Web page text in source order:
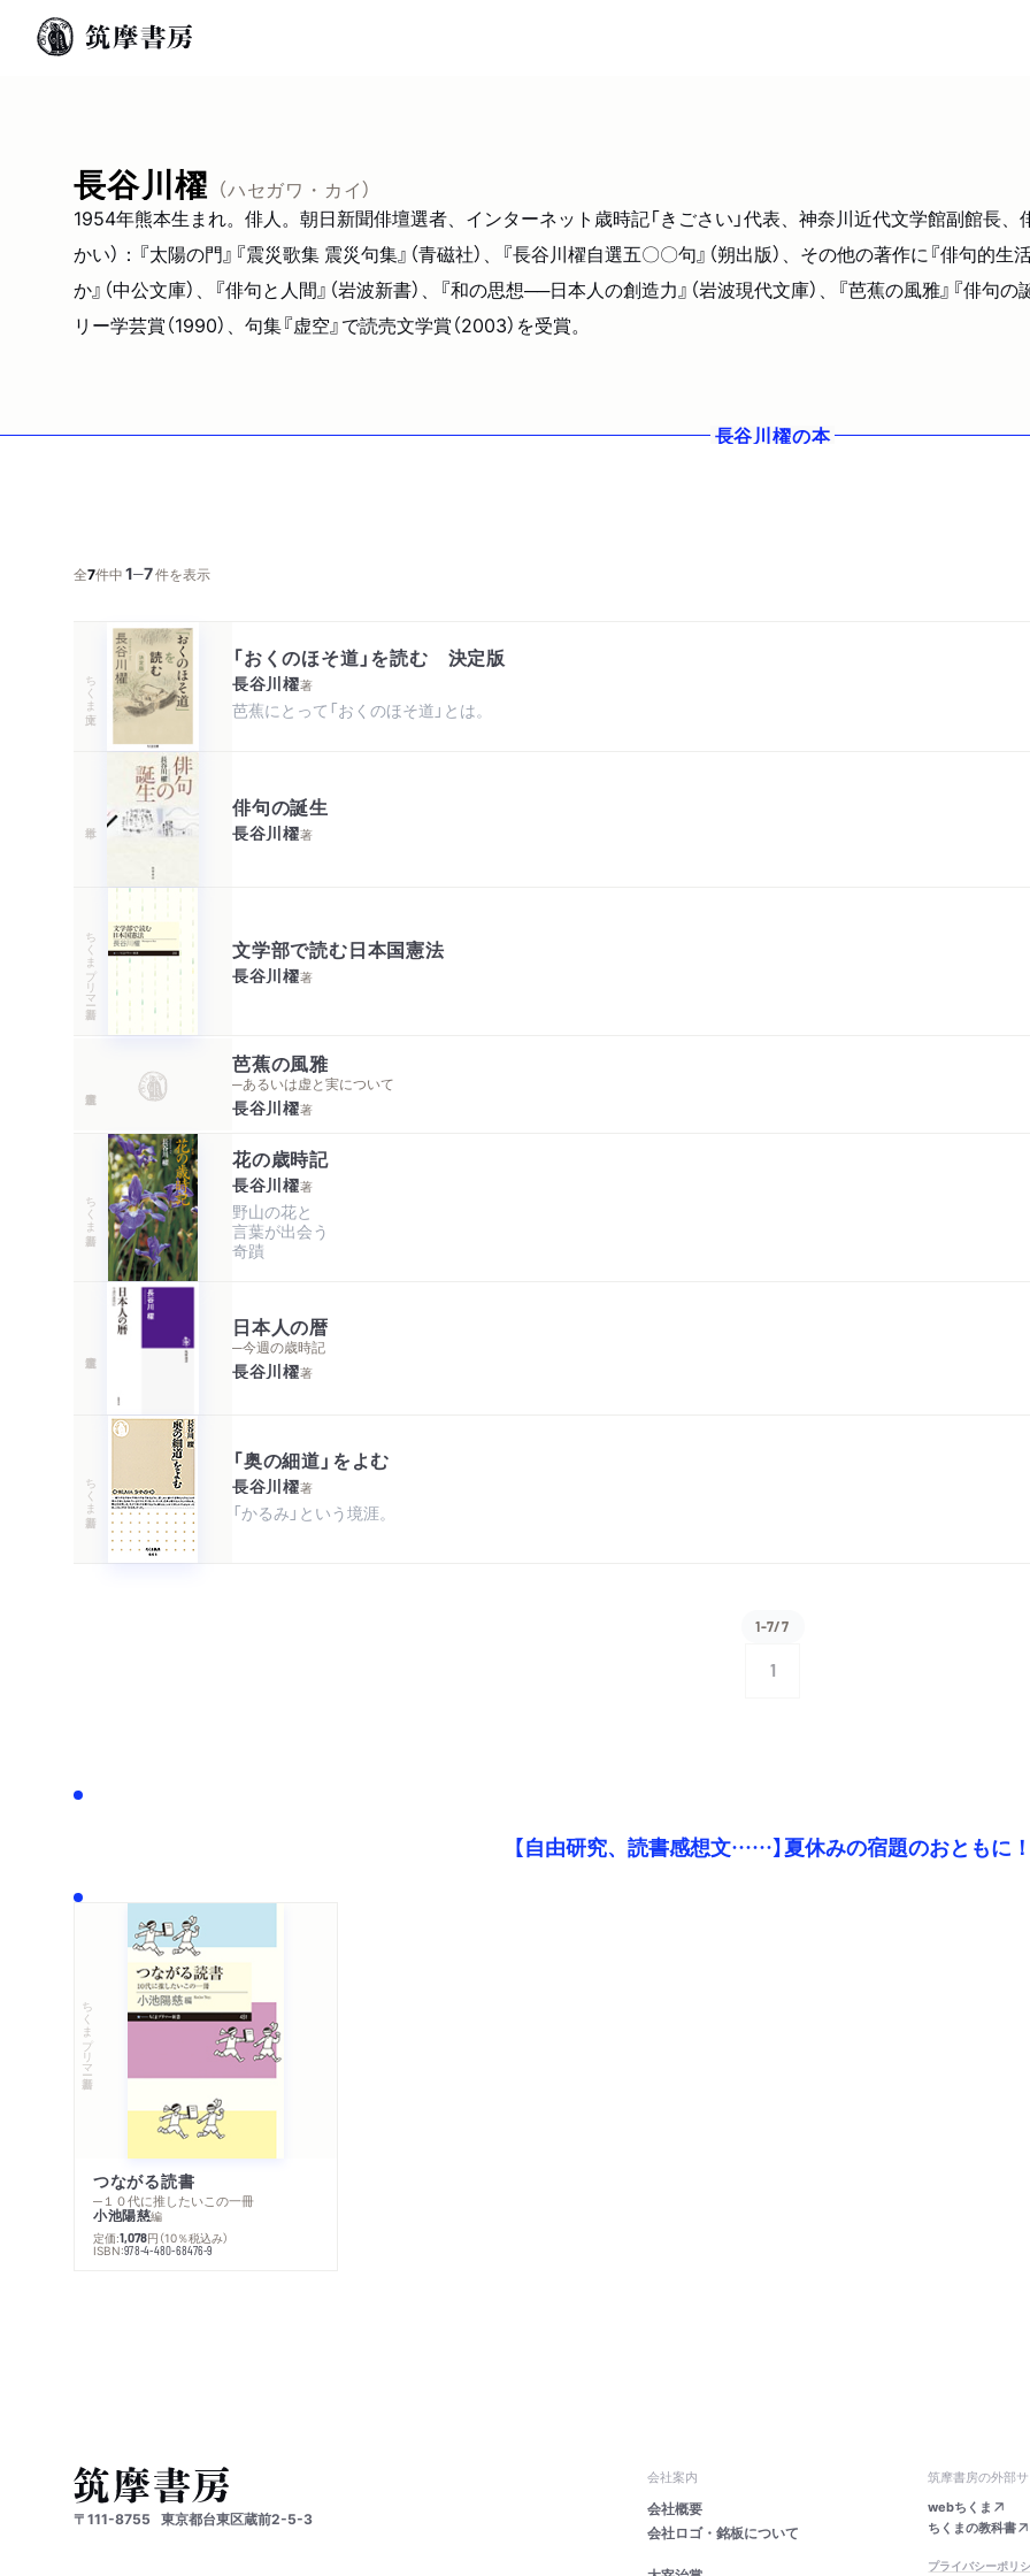
長谷川櫂 （ハセガワ・カイ）
1954年熊本生まれ。俳人。朝日新聞俳壇選者、インターネット歳時記「きごさい」代表、神奈川近代文学館副館長、
かい）：『太陽の門』『震災歌集 震災句集』（青磁社）、『長谷川櫂自選五〇〇句』（朔出版）、その他の著作に『俳句的生
か』（中公文庫）、『俳句と人間』（岩波新書）、『和の思想──日本人の創造力』（岩波現代文庫）、『芭蕉の風雅』『俳句
リー学芸賞（1990）、句集『虚空』で読売文学賞（2003）を受賞。
長谷川櫂の本
全7件中1─7件を表示
ちくま文庫
「おくのほそ道」を読む 決定版
長谷川櫂著
芭蕉にとって「おくのほそ道」とは。
俳句の誕生
長谷川櫂著
ちくまプリマー新書 文学部で読む日本国憲法
長谷川櫂著
芭蕉の風雅
─あるいは虚と実について
長谷川櫂著
ちくま新書
花の歳時記
長谷川櫂著
野山の花と
言葉が出会う
奇蹟
日本人の暦
─今週の歳時記
長谷川櫂著
ちくま新書
「奥の細道」をよむ
長谷川櫂著
「かるみ」という境涯。
1-7/7
1
【自由研究、読書感想文……】夏休みの宿題のおともに
ちくまプリマー新書
つながる読書
─１０代に推したいこの一冊
小池陽慈編
定価:1,078円 （10％税込み）
ISBN:978-4-480-68476-9
〒111-8755 東京都台東区蔵前2-5-3
会社案内
会社概要
会社ロゴ・銘板について
筑摩書房の外部
webちくま
ちくまの教科書
プライバシーポリ